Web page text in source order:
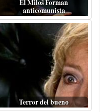
El Miloš Forman
anticomunista
Terror del bueno